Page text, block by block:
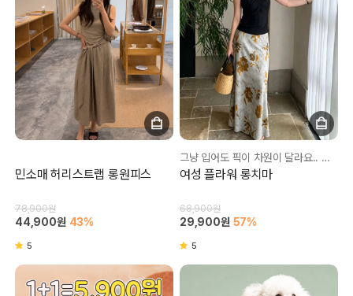
민소매 허리스트랩 롱원피스
78,900원
44,900원 43%
5
그냥 입어도 픽이 차원이 달라요.. 이번 여름 교복으로 당첨❤
여성 플라워 롱치마
68,900원
29,900원 57%
5